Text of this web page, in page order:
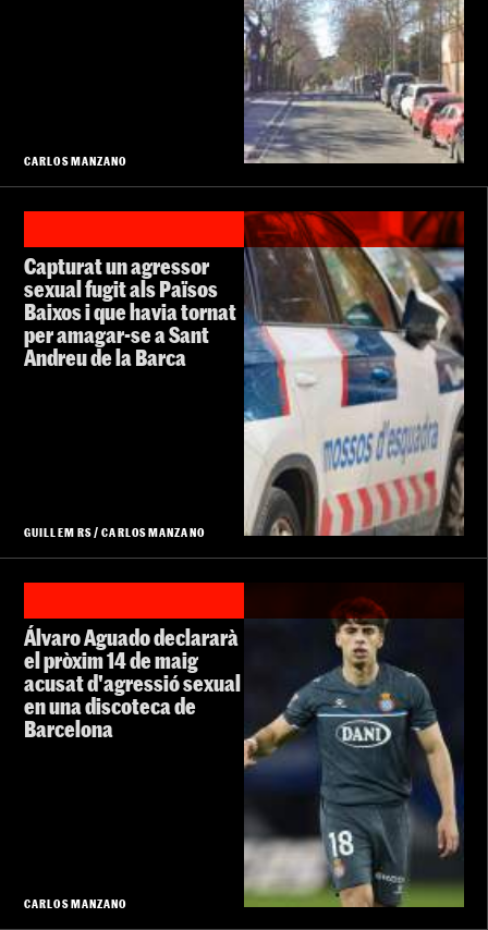
CARLOS MANZANO
Capturat un agressor
sexual fugit als Països
Baixos i que havia tornat
per amagar-se a Sant
Andreu de la Barca
GUILLEM RS/CARLOS MANZANO
Álvaro Aguado declararà
el pròxim 14 de maig
acusat d'agressió sexual
en una discoteca de
Barcelona
CARLOS MANZANO